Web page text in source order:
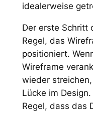
idealerweise
Der erste Schritt
Regel, das
positioniert.
Wireframe
wieder
Lücke im
Regel, dass das